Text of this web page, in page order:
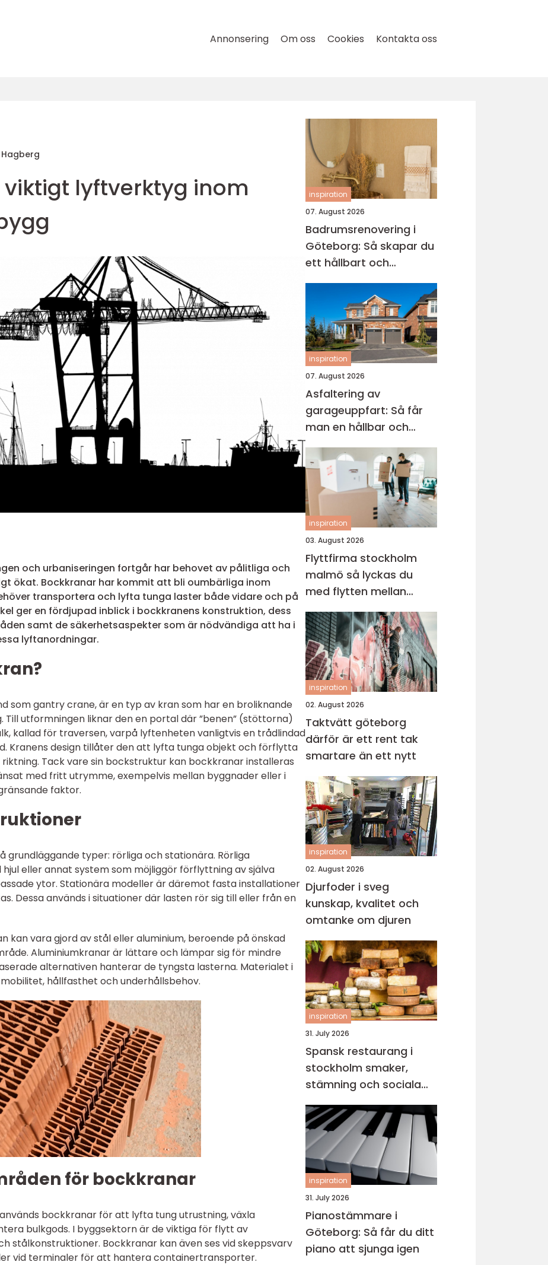
Annonsering Om oss Cookies Kontakta oss
Hagberg
viktigt lyftverktyg inom
och urbaniseringen fortgår har behovet av pålitliga och
ökat. Bockkranar har kommit att bli oumbärliga inom
transportera och lyfta tunga laster både vidare och på
ger en fördjupad inblick i bockkranens konstruktion, dess
samt de säkerhetsaspekter som är nödvändiga att ha i
lyftanordningar.
som gantry crane, är en typ av kran som har en broliknande
utformningen liknar den en portal där ”benen” (stöttorna)
kallad för traversen, varpå lyftenheten vanligtvis en trådlindad
Kranens design tillåter den att lyfta tunga objekt och förflytta
Tack vare sin bockstruktur kan bockkranar installeras
med fritt utrymme, exempelvis mellan byggnader eller i
faktor.
grundläggande typer: rörliga och stationära. Rörliga
eller annat system som möjliggör förflyttning av själva
ytor. Stationära modeller är däremot fasta installationer
Dessa används i situationer där lasten rör sig till eller från en
kan vara gjord av stål eller aluminium, beroende på önskad
Aluminiumkranar är lättare och lämpar sig för mindre
alternativen hanterar de tyngsta lasterna. Materialet i
hållfasthet och underhållsbehov.
för bockkranar
bockkranar för att lyfta tung utrustning, växla
bulkgods. I byggsektorn är de viktiga för flytt av
stålkonstruktioner. Bockkranar kan även ses vid skeppsvarv
vid terminaler för att hantera containertransporter.
inspiration
07. August 2026
Badrumsrenovering i
Göteborg: Så skapar du
ett hållbart och
modernt badrum
inspiration
07. August 2026
Asfaltering av
garageuppfart: Så får
man en hållbar och
snygg infart
inspiration
03. August 2026
Flyttfirma stockholm
malmö så lyckas du
med flytten mellan
sveriges storstäder
inspiration
02. August 2026
Taktvätt göteborg
därför är ett rent tak
smartare än ett nytt
inspiration
02. August 2026
Djurfoder i sveg
kunskap, kvalitet och
omtanke om djuren
inspiration
31. July 2026
Spansk restaurang i
stockholm smaker,
stämning och sociala
middagar
inspiration
31. July 2026
Pianostämmare i
Göteborg: Så får du ditt
piano att sjunga igen